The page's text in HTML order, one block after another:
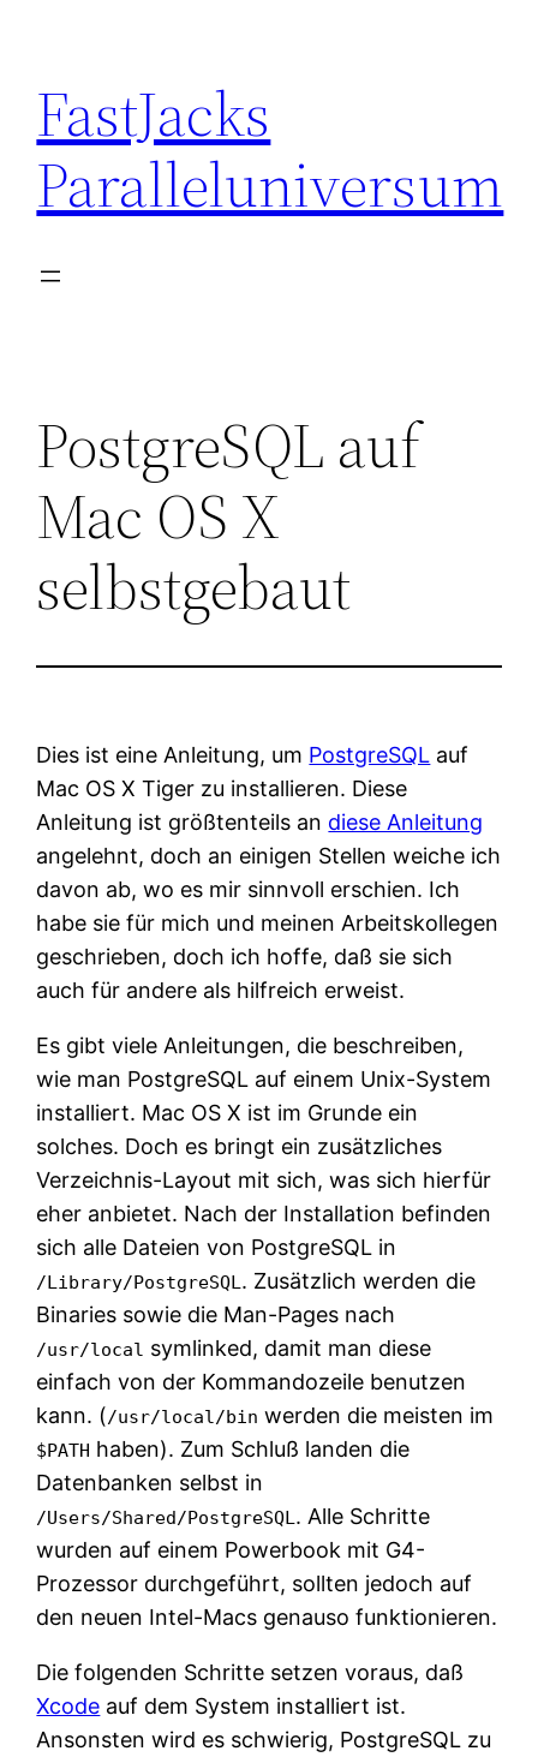
content
FastJacks
Paralleluniversum
PostgreSQL auf
Mac OS X
selbstgebaut
Dies ist eine Anleitung, um PostgreSQL auf
Mac OS X Tiger zu installieren. Diese
Anleitung ist größtenteils an diese Anleitung
angelehnt, doch an einigen Stellen weiche ich
davon ab, wo es mir sinnvoll erschien. Ich
habe sie für mich und meinen Arbeitskollegen
geschrieben, doch ich hoffe, daß sie sich
auch für andere als hilfreich erweist.
Es gibt viele Anleitungen, die beschreiben,
wie man PostgreSQL auf einem Unix-System
installiert. Mac OS X ist im Grunde ein
solches. Doch es bringt ein zusätzliches
Verzeichnis-Layout mit sich, was sich hierfür
eher anbietet. Nach der Installation befinden
sich alle Dateien von PostgreSQL in
/Library/PostgreSQL . Zusätzlich werden die
Binaries sowie die Man-Pages nach
/usr/local symlinked, damit man diese
einfach von der Kommandozeile benutzen
kann. (/usr/local/bin werden die meisten im
$PATH haben). Zum Schluß landen die
Datenbanken selbst in
/Users/Shared/PostgreSQL . Alle Schritte
wurden auf einem Powerbook mit G4-
Prozessor durchgeführt, sollten jedoch auf
den neuen Intel-Macs genauso funktionieren.
Die folgenden Schritte setzen voraus, daß
Xcode auf dem System installiert ist.
Ansonsten wird es schwierig, PostgreSQL zu